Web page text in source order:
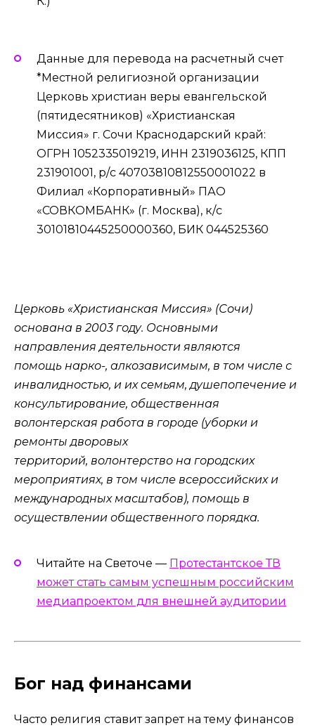
Данные для перевода на расчетный счет
*Местной религиозной организации
Церковь христиан веры евангельской
(пятидесятников) «Христианская
Миссия» г. Сочи Краснодарский край:
ОГРН 1052335019219, ИНН 2319036125, КПП
231901001, р/с 40703810812550001022 в
Филиал «Корпоративный» ПАО
«СОВКОМБАНК» (г. Москва), к/с
30101810445250000360, БИК 044525360
Церковь «Христианская Миссия» (Сочи)
основана в 2003 году. Основными
направления деятельности являются
помощь нарко-, алкозависимым, в том числе с
инвалидностью, и их семьям, душепопечение и
консультирование, общественная
волонтерская работа в городе (уборки и
ремонты дворовых
территорий, волонтерство на городских
мероприятиях, в том числе всероссийских и
международных масштабов), помощь в
осуществлении общественного порядка.
Читайте на Светоче — Протестантское ТВ
может стать самым успешным российским
медиапроектом для внешней аудитории
Бог над финансами
Часто религия ставит запрет на тему финансов